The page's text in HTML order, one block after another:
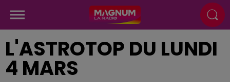
L'ASTROTOP DU LUNDI
4 MARS